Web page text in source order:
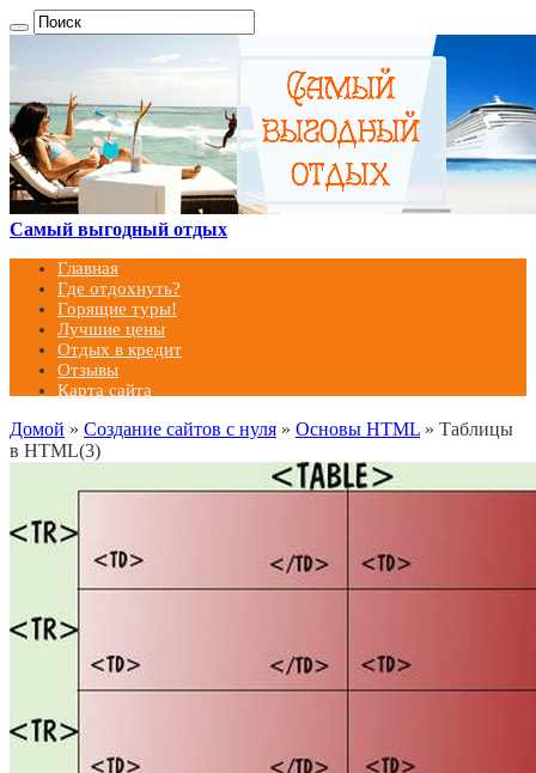
Самый выгодный отдых
Главная
Где отдохнуть?
Горящие туры!
Лучшие цены
Отдых в кредит
Отзывы
Карта сайта
Домой » Создание сайтов с нуля » Основы HTML » Таблицы
в HTML(3)